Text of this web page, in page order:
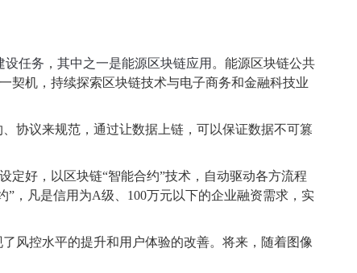
设任务 ， 其中之一是能源区块链应用 。能源区块链公共
契机，持续探索区块链技术与电子商务和金融科技业
协议来规范，通过让数据上链，可以保证数据不可篡
定好，以区块链“智能合约”技术，自动驱动各方流程
，凡是信用为A级、100万元以下的企业融资需求，实
风控水平的提升和用户体验的改善。将来，随着图像